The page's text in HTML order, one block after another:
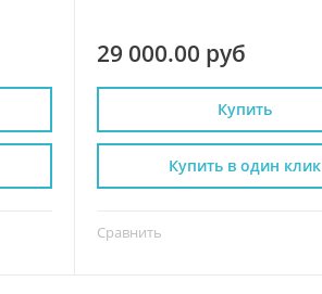
29 000.00 руб
Купить
Сравнить
Купить в один клик